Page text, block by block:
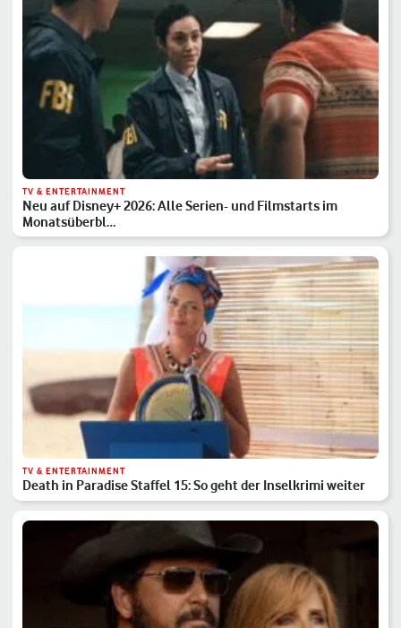
TV & ENTERTAINMENT
Neu auf Disney+ 2026: Alle Serien- und Filmstarts im
Monatsüberbl…
TV & ENTERTAINMENT
Death in Paradise Staffel 15: So geht der Inselkrimi weiter